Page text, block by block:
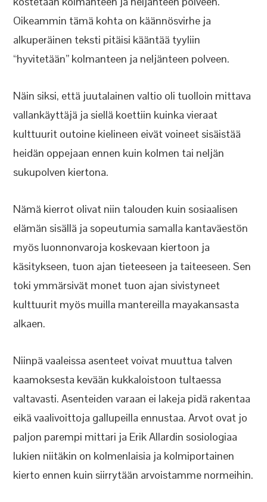
Oikeammin tämä kohta on käännösvirhe ja
alkuperäinen teksti pitäisi kääntää tyyliin
“hyvitetään” kolmanteen ja neljänteen polveen.
Näin siksi, että juutalainen valtio oli tuolloin mittava
vallankäyttäjä ja siellä koettiin kuinka vieraat
kulttuurit outoine kielineen eivät voineet sisäistää
heidän oppejaan ennen kuin kolmen tai neljän
sukupolven kiertona.
Nämä kierrot olivat niin talouden kuin sosiaalisen
elämän sisällä ja sopeutumia samalla kantaväestön
myös luonnonvaroja koskevaan kiertoon ja
käsitykseen, tuon ajan tieteeseen ja taiteeseen. Sen
toki ymmärsivät monet tuon ajan sivistyneet
kulttuurit myös muilla mantereilla mayakansasta
alkaen.
Niinpä vaaleissa asenteet voivat muuttua talven
kaamoksesta kevään kukkaloistoon tultaessa
valtavasti. Asenteiden varaan ei lakeja pidä rakentaa
eikä vaalivoittoja gallupeilla ennustaa. Arvot ovat jo
paljon parempi mittari ja Erik Allardin sosiologiaa
lukien niitäkin on kolmenlaisia ja kolmiportainen
kierto ennen kuin siirrytään arvoistamme normeihin.